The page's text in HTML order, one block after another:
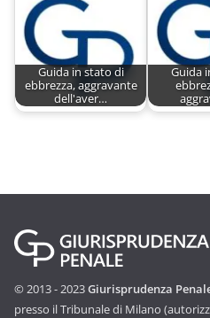
Guida in stato di
ebbrezza, aggravante
dell'aver…
Guida
© 2013 - 2023Giurisprudenza
presso il Tribunale di Milano